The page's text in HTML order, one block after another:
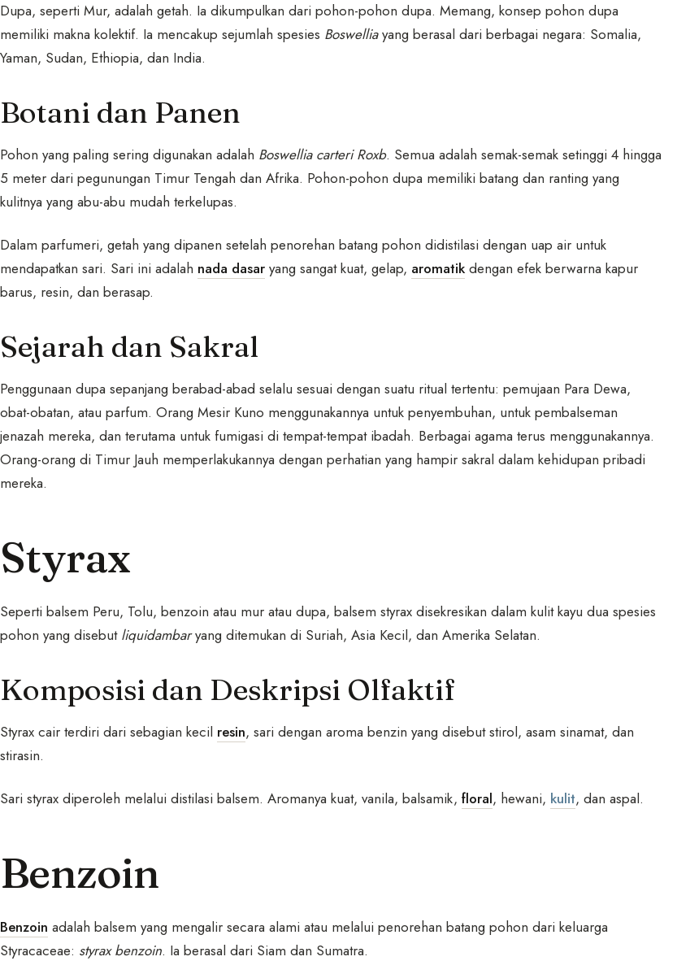
Dupa, seperti Mur, adalah getah. Ia dikumpulkan dari pohon-pohon dupa. Memang, konsep pohon dupa
memiliki makna kolektif. Ia mencakup sejumlah spesies Boswelliayang berasal dari berbagai negara: Somalia,
Yaman, Sudan, Ethiopia, dan India.
Botani dan Panen
Pohon yang paling sering digunakan adalah Boswellia carteri Roxb. Semua adalah semak-semak setinggi 4 hingga
5 meter dari pegunungan Timur Tengah dan Afrika. Pohon-pohon dupa memiliki batang dan ranting yang
kulitnya yang abu-abu mudah terkelupas.
Dalam parfumeri, getah yang dipanen setelah penorehan batang pohon didistilasi dengan uap air untuk
mendapatkan sari. Sari ini adalah nada dasar yang sangat kuat, gelap, aromatik dengan efek berwarna kapur
barus, resin, dan berasap.
Sejarah dan Sakral
Penggunaan dupa sepanjang berabad-abad selalu sesuai dengan suatu ritual tertentu: pemujaan Para Dewa,
obat-obatan, atau parfum. Orang Mesir Kuno menggunakannya untuk penyembuhan, untuk pembalseman
jenazah mereka, dan terutama untuk fumigasi di tempat-tempat ibadah. Berbagai agama terus menggunakannya.
Orang-orang di Timur Jauh memperlakukannya dengan perhatian yang hampir sakral dalam kehidupan pribadi
mereka.
Styrax
Seperti balsem Peru, Tolu, benzoin atau mur atau dupa, balsem styrax disekresikan dalam kulit kayu dua spesies
pohon yang disebut liquidambaryang ditemukan di Suriah, Asia Kecil, dan Amerika Selatan.
Komposisi dan Deskripsi Olfaktif
Styrax cair terdiri dari sebagian kecil resin, sari dengan aroma benzin yang disebut stirol, asam sinamat, dan
stirasin.
Sari styrax diperoleh melalui distilasi balsem. Aromanya kuat, vanila, balsamik, floral, hewani, kulit, dan aspal.
Benzoin
Benzoin adalah balsem yang mengalir secara alami atau melalui penorehan batang pohon dari keluarga
Styracaceae: styrax benzoin. Ia berasal dari Siam dan Sumatra.